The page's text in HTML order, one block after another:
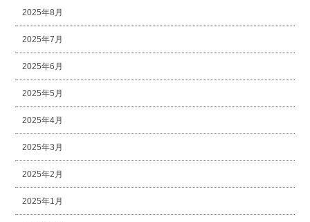
2025年8月
2025年7月
2025年6月
2025年5月
2025年4月
2025年3月
2025年2月
2025年1月